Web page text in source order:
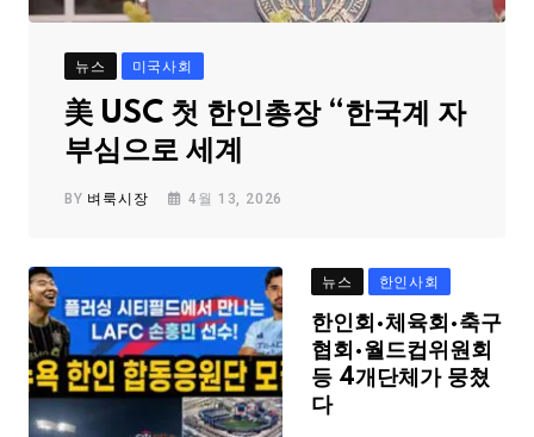
뉴스 미국사회
美 USC 첫 한인총장 “한국계 자
부심으로 세계
BY 벼룩시장 4월 13, 2026
뉴스 한인사회
한인회·체육회·축구
협회·월드컵위원회
등 4개단체가 뭉쳤
다